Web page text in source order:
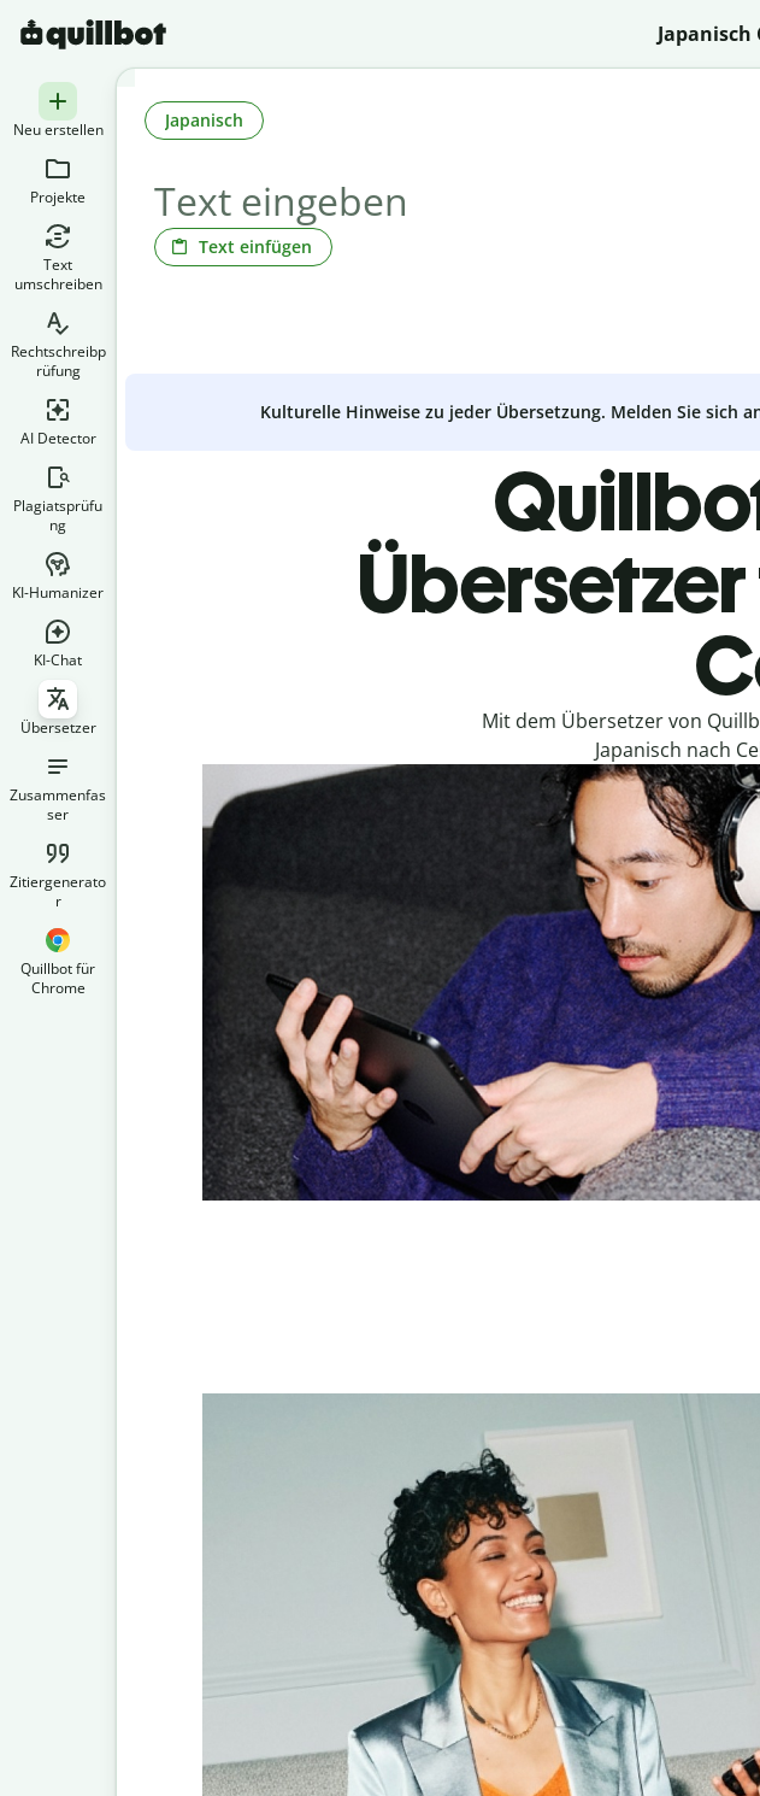
Japanisch
Neu erstellen
Projekte
Text
umschreiben
Rechtschreibp
rüfung
AI Detector
Plagiatsprüfu
ng
KI-Humanizer
KI-Chat
Übersetzer
Zusammenfas
ser
Zitiergenerato
r
Quillbot für
Chrome
Text einfügen
Japanisch
Kulturelle Hinweise zu jeder Übersetzung. Melden Sie
Mit dem Übersetzer von
Japanisch nach